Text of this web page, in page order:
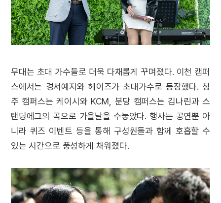
무대는 초대 가수들로 더욱 다채롭게 꾸며졌다. 이천 캠퍼
스에서는 경서예지와 헤이즈가 초대가수로 등장했다. 청
주 캠퍼스는 케이시와 KCM, 분당 캠퍼스는 김나린과 스
탠딩에그의 곡으로 가을날을 수놓았다. 행사는 공연뿐 아
니라 퀴즈 이벤트 등을 통해 구성원들과 함께 호흡할 수
있는 시간으로 풍성하게 채워졌다.